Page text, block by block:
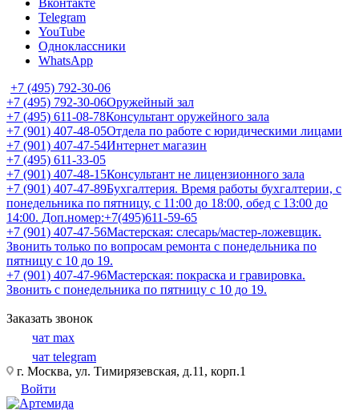
Вконтакте
Telegram
YouTube
Одноклассники
WhatsApp
+7 (495) 792-30-06
+7 (495) 792-30-06Оружейный зал
+7 (495) 611-08-78Консультант оружейного зала
+7 (901) 407-48-05Отдела по работе с юридическими лицами
+7 (901) 407-47-54Интернет магазин
+7 (495) 611-33-05
+7 (901) 407-48-15Консультант не лицензионного зала
+7 (901) 407-47-89Бухгалтерия. Время работы бухгалтерии, с
понедельника по пятницу, с 11:00 до 18:00, обед с 13:00 до
14:00. Доп.номер:+7(495)611-59-65
+7 (901) 407-47-56Мастерская: слесарь/мастер-ложевщик.
Звонить только по вопросам ремонта с понедельника по
пятницу с 10 до 19.
+7 (901) 407-47-96Мастерская: покраска и гравировка.
Звонить с понедельника по пятницу с 10 до 19.
Заказать звонок
чат max
чат telegram
г. Москва, ул. Тимирязевская, д.11, корп.1
Войти